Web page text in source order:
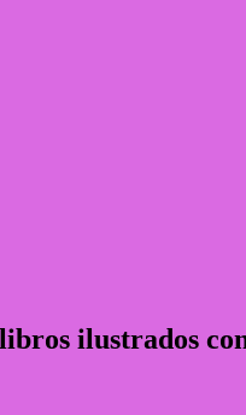
ilustrados